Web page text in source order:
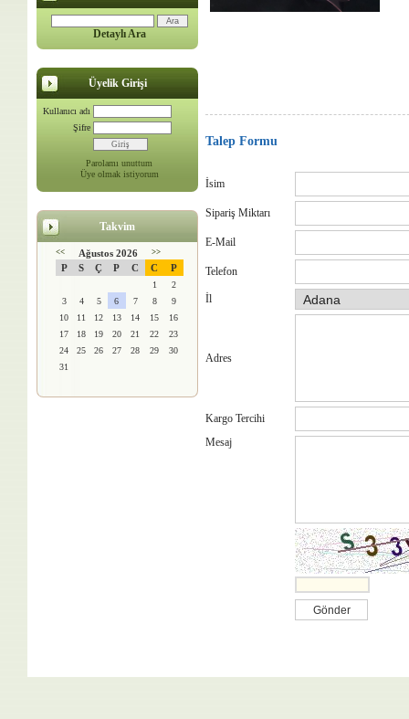
Detaylı Ara
Üyelik Girişi
Kullanıcı adı
Şifre
Parolamı unuttum
Üye olmak istiyorum
Takvim
<< Ağustos 2026 >>
P S Ç P C C P
1
2
3
4 5 6 7 8
9
10
11 12 13 14 15
16
17
18 19 20 21 22
23
24
25 26 27 28 29
30
31
Talep Formu
İsim
Sipariş Miktarı
E-Mail
Telefon
İl
Adres
Kargo Tercihi
Mesaj